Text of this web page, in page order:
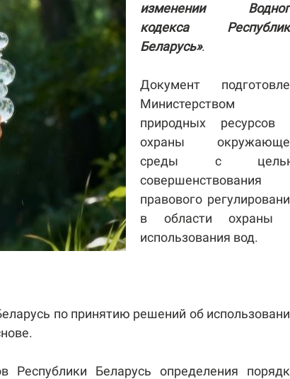
изменении
кодекса
Беларусь».
Документ
Министерством
природных ресурсов
охраны
среды с
совершенствования
правового
в области охраны
использования вод.
по принятию решений об
Беларусь определения